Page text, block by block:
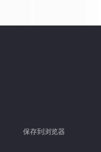
保存到浏览器